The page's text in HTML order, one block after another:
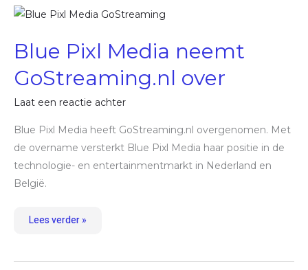
Blue Pixl Media neemt
GoStreaming.nl over
Laat een reactie achter
Blue Pixl Media heeft GoStreaming.nl overgenomen. Met
de overname versterkt Blue Pixl Media haar positie in de
technologie- en entertainmentmarkt in Nederland en
België.
Blue
Pixl
GoStreaming.nl
over
Lees verder »